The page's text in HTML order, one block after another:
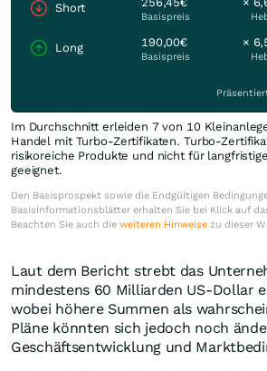
Short
Basispreis
Long 190,00€
Basispreis
×
Im Durchschnitt erleiden 7 von 10
Handel mit Turbo-Zertifikaten. Turbo-
risikoreiche Produkte und nicht für
geeignet.
Den Basisprospekt sowie die Endgültigen
Basisinformationsblätter erhalten Sie bei Klick auf
Beachten Sie auch die weiteren Hinweise zu dieser
Laut dem Bericht strebt das
mindestens 60 Milliarden US-Dollar
wobei höhere Summen als
Pläne könnten sich jedoch noch
Geschäftsentwicklung und